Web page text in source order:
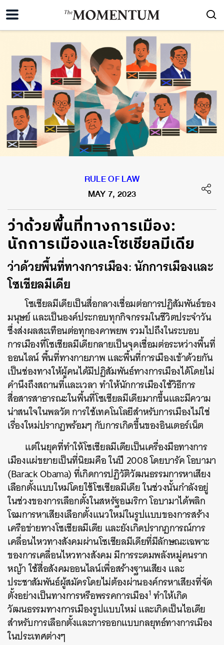
RULE OF LAW
MAY 7, 2023
ว่าด้วยพื้นที่ทางการเมือง:
นักการเมืองและโซเชียลมีเดีย
ว่าด้วยพื้นที่ทางการเมือง: นักการเมืองและ
โซเชียลมีเดีย
โซเชียลมีเดียเป็นสื่อกลางเชื่อมต่อการปฏิสัมพันธ์ของ
มนุษย์ และเป็นองค์ประกอบทุกกิจกรรมในชีวิตประจำวัน
ซึ่งส่งผลสะเทือนต่อทุกองคาพยพ รวมไปถึงในระบอบ
การเมืองที่โซเชียลมีเดียกลายเป็นจุดเชื่อมต่อระหว่างพื้นที่
ออนไลน์ พื้นที่ทางกายภาพ และพื้นที่การเมืองเข้าด้วยกัน
เป็นช่องทางให้ผู้คนได้มีปฏิสัมพันธ์ทางการเมืองได้โดยไม่
คำนึงถึงสถานที่และเวลา ทำให้นักการเมืองใช้วิธีการ
สื่อสารสาธารณะในพื้นที่โซเชียลมีเดียมากขึ้นและมีความ
น่าสนใจในพลวัต การใช้เทคโนโลยีสำหรับการเมืองไม่ใช่
เรื่องใหม่ปรากฏพร้อมๆ กับการเกิดขึ้นของอินเตอร์เน็ต
แต่ในยุคที่ทำให้โซเชียลมีเดียเป็นเครื่องมือทางการ
เมืองแผ่ขยายเป็นที่นิยมคือ ในปี 2008 โดยบารัค โอบามา
(Barack Obama) ที่เกิดการปฏิวัติวัฒนธรรมการหาเสียง
เลือกตั้งแบบใหม่โดยใช้โซเชียลมีเดีย ในช่วงนั้นกำลังอยู่
ในช่วงของการเลือกตั้งในสหรัฐอเมริกา โอบามาได้พลิก
โฉมการหาเสียงเลือกตั้งแนวใหม่ในรูปแบบของการสร้าง
เครือข่ายทางโซเชียลมีเดีย และยังเกิดปรากฏการณ์การ
เคลื่อนไหวทางสังคมผ่านโซเชียลมีเดียที่มีลักษณะเฉพาะ
ของการเคลื่อนไหวทางสังคม มีการระดมพลังหมู่คนราก
หญ้า ใช้สื่อสังคมออนไลน์เพื่อสร้างฐานเสียง และ
ประชาสัมพันธ์ผู้สมัครโดยไม่ต้องผ่านองค์กรหาเสียงที่จัด
ตั้งอย่างเป็นทางการหรือพรรคการเมือง1 ทำให้เกิด
วัฒนธรรมทางการเมืองรูปแบบใหม่ และเกิดเป็นไอเดีย
สำหรับการเลือกตั้งและการออกแบบกลยุทธ์ทางการเมือง
ในประเทศต่างๆ